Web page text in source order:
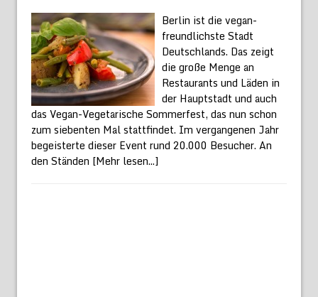
Berlin ist die vegan-
freundlichste Stadt
Deutschlands. Das zeigt
die große Menge an
Restaurants und Läden in
der Hauptstadt und auch
das Vegan-Vegetarische Sommerfest, das nun schon
zum siebenten Mal stattfindet. Im vergangenen Jahr
begeisterte dieser Event rund 20.000 Besucher. An
den Ständen [Mehr lesen...]